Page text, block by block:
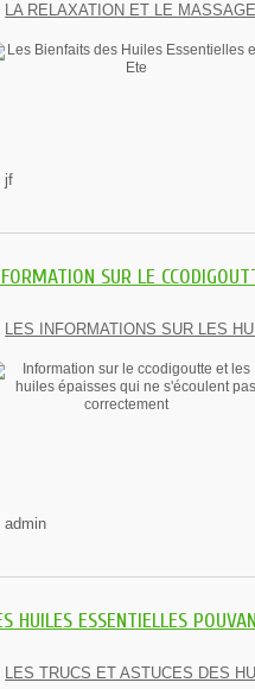
LA RELAXATION ET LE
jf
SUR LE
LES INFORMATIONS SUR LES
admin
HUILES ESSENTIELLES
LES TRUCS ET ASTUCES DES